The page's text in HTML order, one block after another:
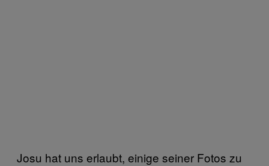
Josu hat uns erlaubt, einige seiner Fotos zu